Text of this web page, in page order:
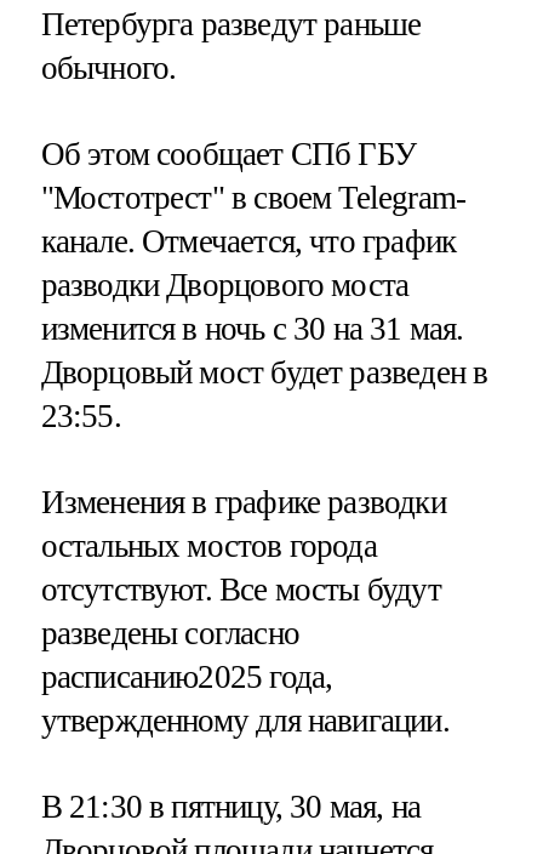
Петербурга разведут раньше
обычного.
Об этом сообщает СПб ГБУ
"Мостотрест" в своем Telegram-
канале. Отмечается, что график
разводки Дворцового моста
изменится в ночь с 30 на 31 мая.
Дворцовый мост будет разведен в
23:55.
Изменения в графике разводки
остальных мостов города
отсутствуют. Все мосты будут
разведены согласно
расписанию2025 года,
утвержденному для навигации.
В 21:30 в пятницу, 30 мая, на